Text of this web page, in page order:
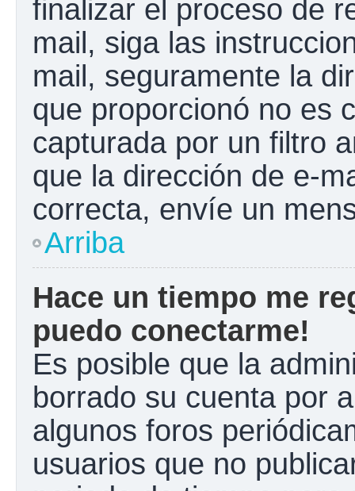
finalizar el proceso de
mail, siga las
mail, seguramente la
que proporcionó no es
capturada por un filtro
que la dirección de e-
correcta, envíe un
Arriba
Hace un tiempo me
puedo conectarme!
Es posible que la
borrado su cuenta por
algunos foros
usuarios que no